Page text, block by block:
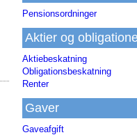
Pensionsordninger
Aktier og
Aktiebeskatning
Obligationsbeskatning
Renter
Gaver
Gaveafgift